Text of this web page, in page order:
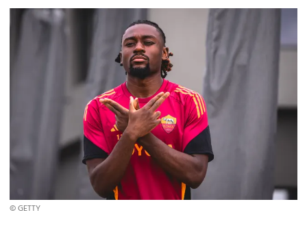
© GETTY